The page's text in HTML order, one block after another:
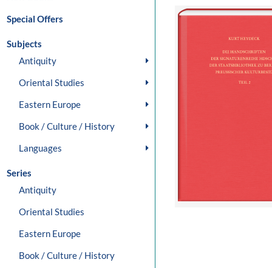
Special Offers
Subjects
Antiquity
Oriental Studies
Eastern Europe
Book / Culture / History
Languages
Series
Antiquity
Oriental Studies
Eastern Europe
Book / Culture / History